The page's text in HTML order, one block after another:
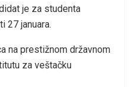
je za studenta
27 januara.
na prestižnom državnom
za veštačku